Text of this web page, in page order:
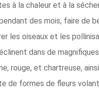
à la chaleur et à la
des mois, faire de
les oiseaux et les
dans de
rouge, et chartreuse,
de formes de fleurs